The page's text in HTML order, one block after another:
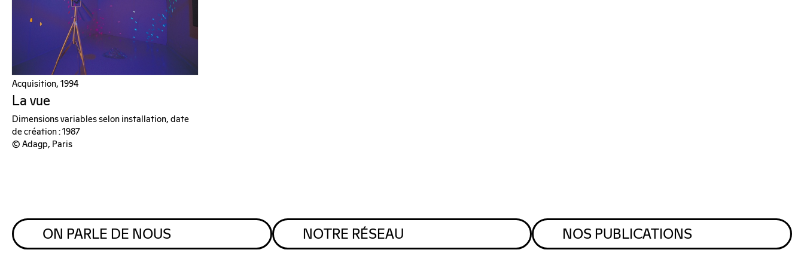
Acquisition, 1994
La vue
Dimensions variables selon installation, date
de création : 1987
© Adagp, Paris
ON PARLE DE NOUS NOTRE RÉSEAU NOS PUBLICATIONS